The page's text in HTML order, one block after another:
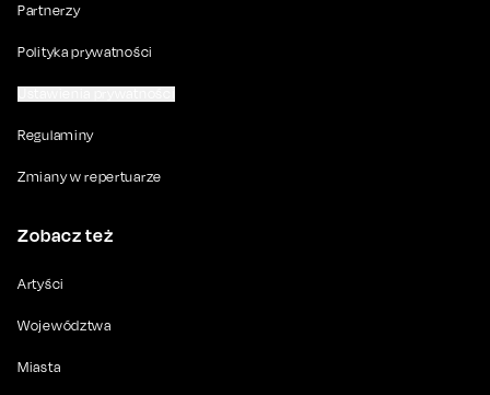
Partnerzy
Polityka prywatności
Regulaminy
Zmiany w repertuarze
Zobacz też
Artyści
Województwa
Miasta